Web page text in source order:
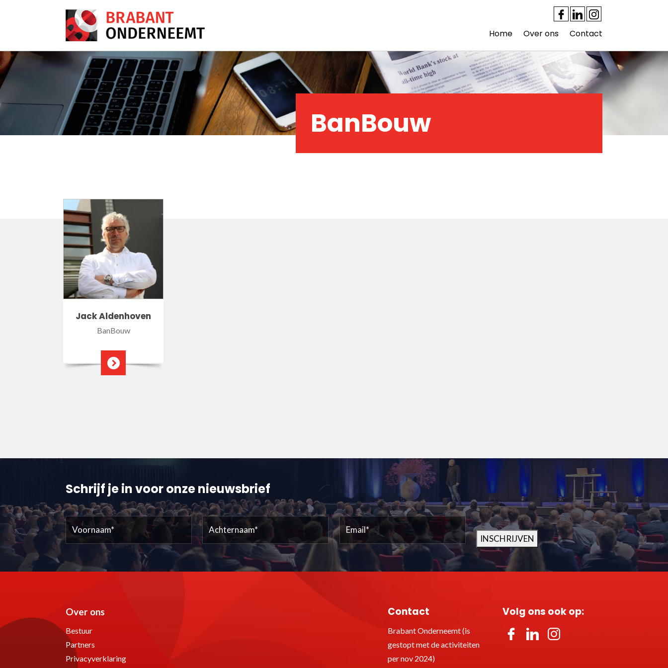
Home Over ons Contact
BanBouw
Jack Aldenhoven
BanBouw
Schrijf je in voor onze nieuwsbrief
Voornaam (Vereist) Achternaam (Vereist) Email (Vereist)
INSCHRIJVEN
Over ons
Bestuur
Partners
Privacyverklaring
Contact
Brabant Onderneemt (is
gestopt met de activiteiten
per nov 2024)
Volg ons ook op: